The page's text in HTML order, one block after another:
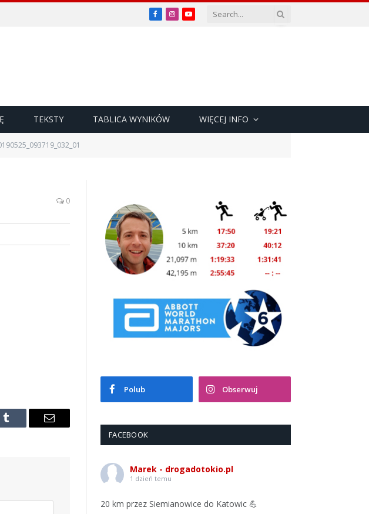
Facebook
InstagramYouTube
TEKSTY TABLICA WYNIKÓW WIĘCEJ INFO
0
Tumblr Email
Polub Obserwuj
FACEBOOK
Marek - drogadotokio.pl
1 dzień temu
20 km przez Siemianowice do Katowic 💪